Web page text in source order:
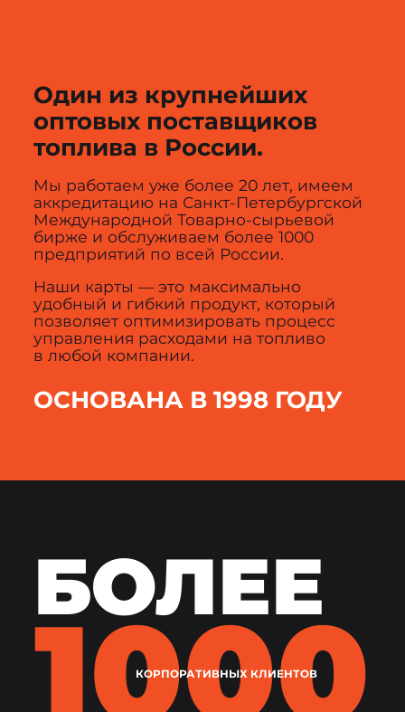
Один из крупнейших
оптовых поставщиков
топлива в России.
Мы работаем уже более 20 лет, имеем
аккредитацию на Санкт-Петербургской
Международной Товарно-сырьевой
бирже и обслуживаем более 1000
предприятий по всей России.
Наши карты — это максимально
удобный и гибкий продукт, который
позволяет оптимизировать процесс
управления расходами на топливо
в любой компании.
ОСНОВАНА В 1998 ГОДУ
БОЛЕЕ
КОРПОРАТИВНЫХ КЛИЕНТОВ